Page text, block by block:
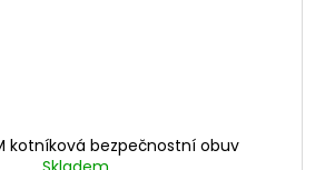
kotníková bezpečnostní obuv